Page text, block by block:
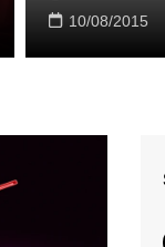
Rociclei
10/08/2015